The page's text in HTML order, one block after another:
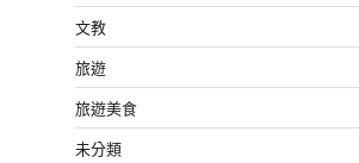
文教
旅遊
旅遊美食
未分類